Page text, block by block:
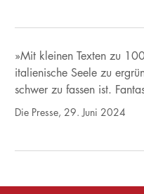
»Mit kleinen Texten zu
italienische Seele zu
schwer zu fassen ist.
Die Presse, 29. Juni 2024